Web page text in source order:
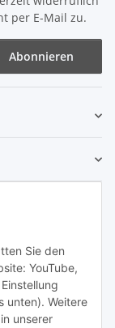
Sie den
YouTube,
unten). Weitere
unserer
per E-Mail zu.
Abonnieren